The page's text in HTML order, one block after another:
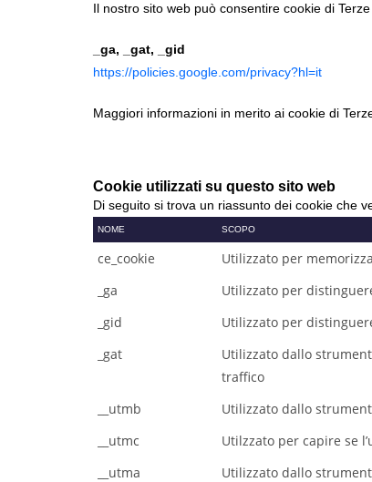
Il nostro sito web può consentire cookie di
_ga, _gat, _gid
https://policies.google.com/privacy?hl=it
Maggiori informazioni in merito ai cookie di
Cookie utilizzati su questo sito web
Di seguito si trova un riassunto dei cookie che
NOME SCOPO
ce_cookie Utilizzato per
_ga
Utilizzato per
_gid
Utilizzato per
_gat
Utilizzato dallo
traffico
__utmb Utilizzato dallo
__utmc
Utilzzato per capire se
__utma
Utilizzato dallo